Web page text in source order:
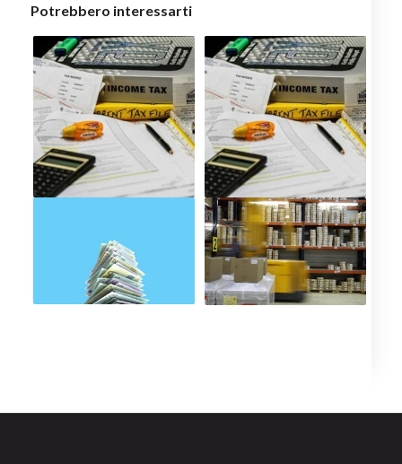
Potrebbero interessarti